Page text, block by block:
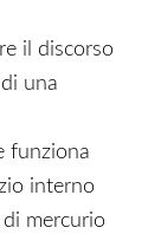
il discorso
una
funziona
interno
mercurio